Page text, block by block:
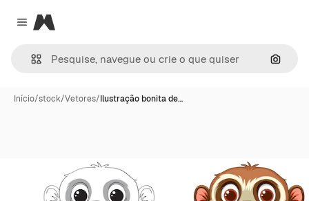
Close menu
Magnific
Início/stock/Vetores/Ilustração bonita de…